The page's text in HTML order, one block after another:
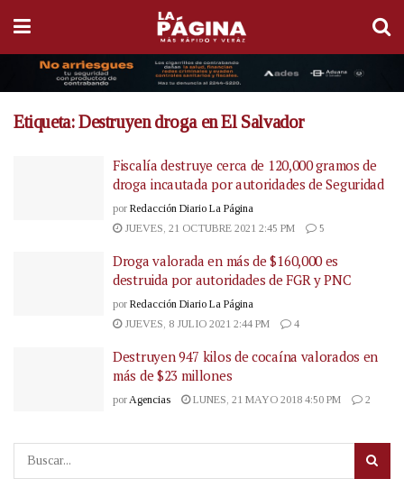
Etiqueta:Destruyen droga en El Salvador
Fiscalía destruye cerca de 120,000 gramos de
droga incautada por autoridades de Seguridad
por Redacción Diario La Página
JUEVES, 21 OCTUBRE 2021 2:45 PM
5
Droga valorada en más de $160,000 es
destruida por autoridades de FGR y PNC
por Redacción Diario La Página
JUEVES, 8 JULIO 2021 2:44 PM
4
Destruyen 947 kilos de cocaína valorados en
más de $23 millones
por Agencias LUNES, 21 MAYO 2018 4:50 PM 2